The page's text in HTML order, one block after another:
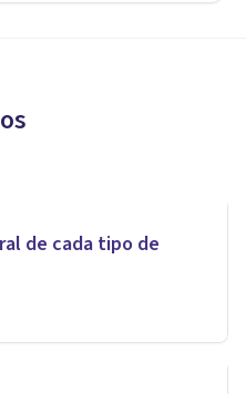
de cada tipo de
PERSONALES